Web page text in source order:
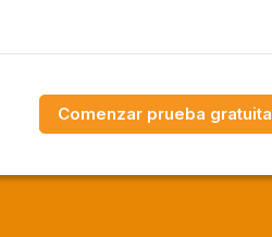
Comenzar prueba gratuita